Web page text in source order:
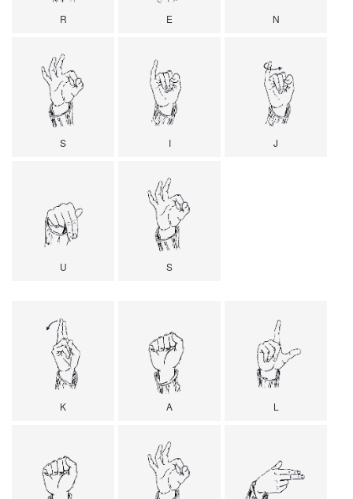
R E N
S I J
U S
K A L